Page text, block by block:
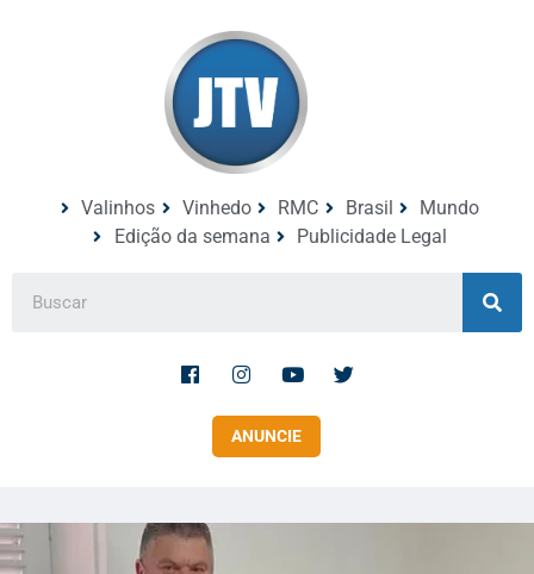
Valinhos Vinhedo RMC Brasil
Mundo
Edição da semana
Publicidade Legal
ANUNCIE